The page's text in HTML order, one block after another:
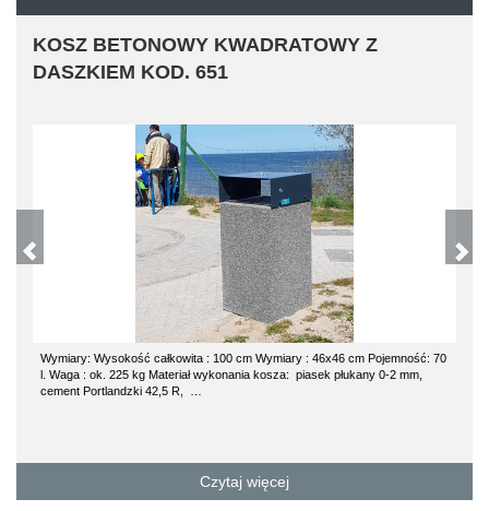
Z
100 cm Wymiary : 46x46 cm Pojemność: 70
kosza: piasek płukany 0-2 mm,
KOSZ BETONOWY
kosz betonowy 70l POZ dane
cm średnica 53 cm Kosz betonowy